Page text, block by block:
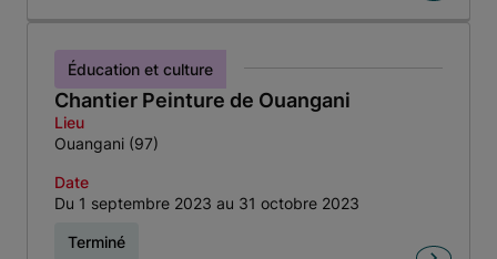
Chantier Peinture de Ouangani
Éducation et culture
Lieu
Ouangani (97)
Date
Du 1 septembre 2023 au 31 octobre 2023
Terminé